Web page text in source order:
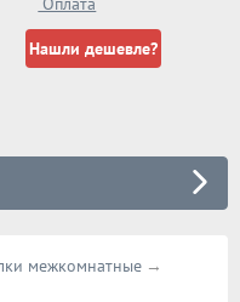
Нашли дешевле?
межкомнатные